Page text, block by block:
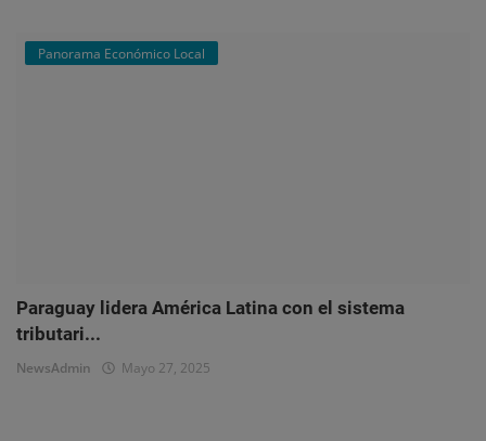
Panorama Económico Local
Paraguay lidera América Latina con el sistema
tributari...
NewsAdmin Mayo 27, 2025